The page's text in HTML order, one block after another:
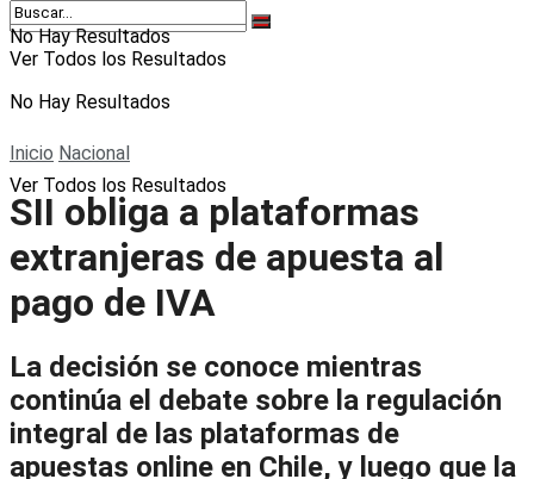
No Hay Resultados
Ver Todos los Resultados
No Hay Resultados
Ver Todos los Resultados
Inicio Nacional
SII obliga a plataformas
extranjeras de apuesta al
pago de IVA
La decisión se conoce mientras
continúa el debate sobre la regulación
integral de las plataformas de
apuestas online en Chile, y luego que la